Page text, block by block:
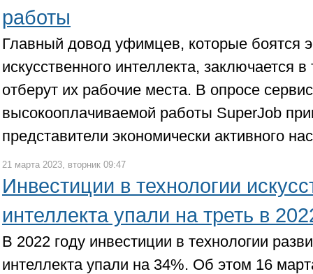
работы
Главный довод уфимцев, которые боятся
искусственного интеллекта, заключается
отберут их рабочие места. В опросе
высокооплачиваемой работы SuperJob
представители экономически активного
21 марта 2023, вторник 09:47
Инвестиции в технологии
интеллекта упали на треть в
В 2022 году инвестиции в технологии
интеллекта упали на 34%. Об этом 16